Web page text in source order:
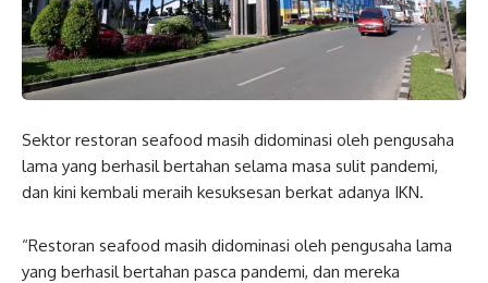
Sektor restoran seafood masih didominasi oleh pengusaha
lama yang berhasil bertahan selama masa sulit pandemi,
dan kini kembali meraih kesuksesan berkat adanya IKN.
“Restoran seafood masih didominasi oleh pengusaha lama
yang berhasil bertahan pasca pandemi, dan mereka